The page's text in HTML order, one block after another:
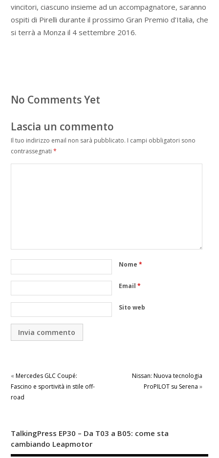
vincitori, ciascuno insieme ad un accompagnatore, saranno
ospiti di Pirelli durante il prossimo Gran Premio d’Italia, che
si terrà a Monza il 4 settembre 2016.
No Comments Yet
Lascia un commento
Il tuo indirizzo email non sarà pubblicato. I campi obbligatori sono
contrassegnati *
Nome *
Email *
Sito web
« Mercedes GLC Coupé:
Fascino e sportività in stile off-
road
Nissan: Nuova tecnologia
ProPILOT su Serena »
TalkingPress EP30 – Da T03 a B05: come sta
cambiando Leapmotor